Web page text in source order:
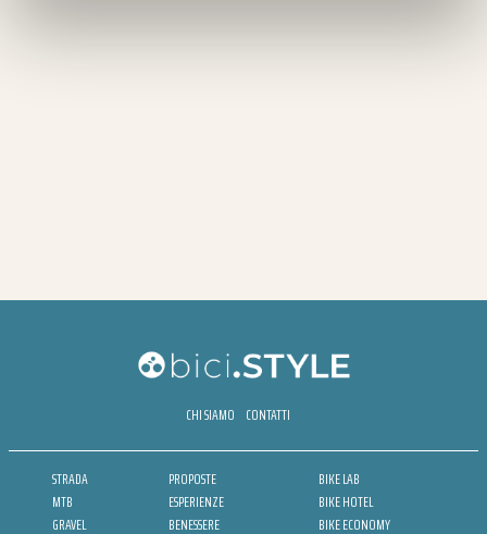
CHI SIAMO CONTATTI
STRADA
MTB
GRAVEL
PROPOSTE
ESPERIENZE
BENESSERE
BIKE LAB
BIKE HOTEL
BIKE ECONOMY